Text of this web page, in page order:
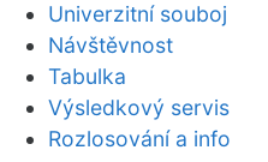
Univerzitní souboj
Návštěvnost
Tabulka
Výsledkový servis
Rozlosování a info